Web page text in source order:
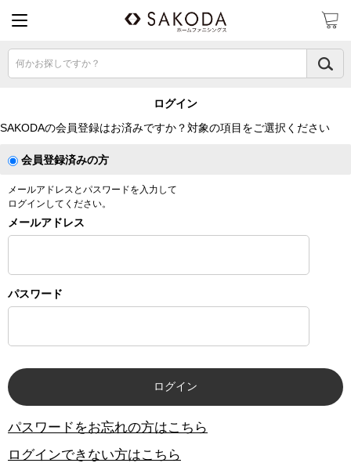
何かお探しですか？
ログイン
SAKODAの会員登録はお済みですか？対象の項目をご選択ください
会員登録済みの方
メールアドレスとパスワードを入力して
ログインしてください。
メールアドレス
パスワード
パスワードをお忘れの方はこちら
ログインできない方はこちら